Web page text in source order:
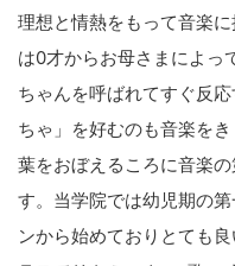
理想と情熱をもって音楽
は0才からお母さまによっ
ちゃんを呼ばれてすぐ反
ちゃ」を好むのも音楽を
葉をおぼえるころに音楽
す。当学院では幼児期の
ンから始めておりとても